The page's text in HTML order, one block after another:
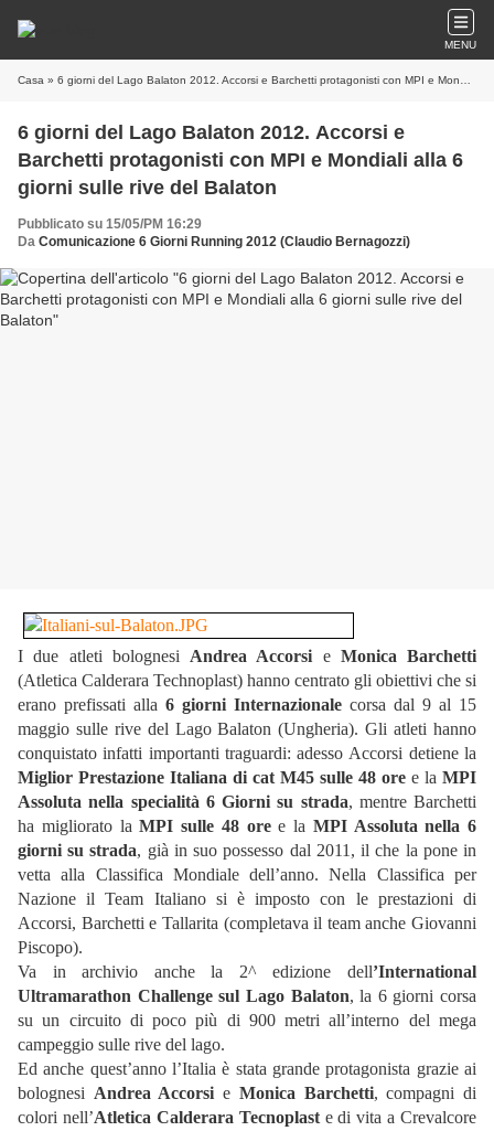
MENU
Casa » 6 giorni del Lago Balaton 2012. Accorsi e Barchetti protagonisti con MPI e Mondiali alla 6 giorni sulle rive del Balaton
6 giorni del Lago Balaton 2012. Accorsi e
Barchetti protagonisti con MPI e Mondiali alla 6
giorni sulle rive del Balaton
Pubblicato su 15/05/PM 16:29
Da Comunicazione 6 Giorni Running 2012 (Claudio Bernagozzi)
I due atleti bolognesi Andrea Accorsi e Monica Barchetti
(Atletica Calderara Technoplast) hanno centrato gli obiettivi che si
erano prefissati alla 6 giorni Internazionale corsa dal 9 al 15
maggio sulle rive del Lago Balaton (Ungheria). Gli atleti hanno
conquistato infatti importanti traguardi: adesso Accorsi detiene la
Miglior Prestazione Italiana di cat M45 sulle 48 ore e la MPI
Assoluta nella specialità 6 Giorni su strada, mentre Barchetti
ha migliorato laMPI sulle 48 oree la MPI Assoluta nella 6
giorni su strada, già in suo possesso dal 2011, il che la pone in
vetta alla Classifica Mondiale dell’anno. Nella Classifica per
Nazione il Team Italiano si è imposto con le prestazioni di
Accorsi, Barchetti e Tallarita (completava il team anche Giovanni
Piscopo).
Va in archivio anche la 2^ edizione dell’International
Ultramarathon Challenge sul Lago Balaton, la 6 giorni corsa
su un circuito di poco più di 900 metri all’interno del mega
campeggio sulle rive del lago.
Ed anche quest’anno l’Italia è stata grande protagonista grazie ai
bolognesi Andrea Accorsi e Monica Barchetti, compagni di
colori nell’Atletica Calderara Tecnoplaste di vita a Crevalcore